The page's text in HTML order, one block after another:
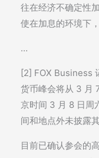
往在经济不确定性
使在加息的环境下
…
[2] FOX Business
货币峰会将从 3 月
京时间 3 月 8 日周
间和地点外未披露
目前已确认参会的